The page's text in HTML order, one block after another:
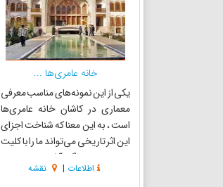
خانه عامری‌ها ...
یکی از این نمونه‌های مناسب معرفی
معماری در کاشان خانه عامری‌ها
است ، به این معنا که شناخت اجزای
این اثر تاریخی می‌تواند ما را با کلیت
هنر نقش و نگار آشنا سازد. خانه
عامری‌ها کاشان در محله سلطان
اطلاعات | نقشه